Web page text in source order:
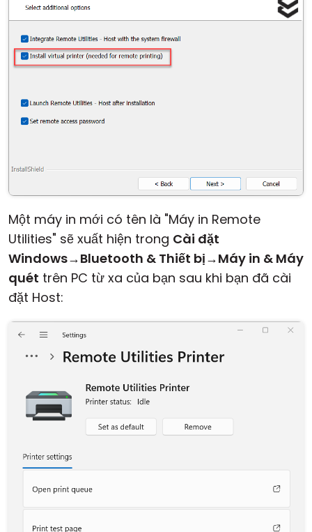
Một máy in mới có tên là "Máy in Remote
Utilities" sẽ xuất hiện trong Cài đặt
Windows→Bluetooth & Thiết bị→Máy in & Máy
quét trên PC từ xa của bạn sau khi bạn đã cài
đặt Host:
Đám mây & Tại chỗ